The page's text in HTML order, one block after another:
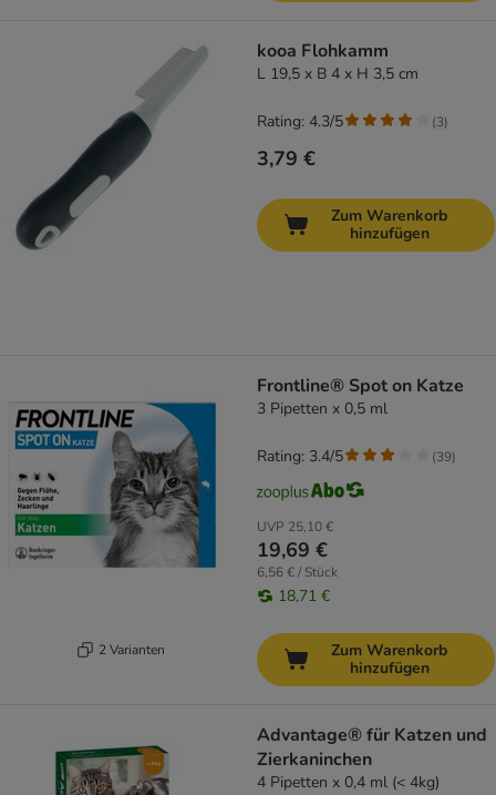
kooa Flohkamm
L 19,5 x B 4 x H 3,5 cm
3,79 €
Rating: 4.3/5 (3)
Zum Warenkorb
hinzufügen
2 Varianten
Frontline® Spot on Katze
3 Pipetten x 0,5 ml
UVP 25,10 €
19,69 €
6,56 € / Stück
18,71 €
Rating: 3.4/5 (39)
Zum Warenkorb
hinzufügen
Advantage® für Katzen und
Zierkaninchen
4 Pipetten x 0,4 ml (< 4kg)